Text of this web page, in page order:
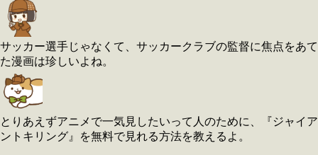
サッカー選手じゃなくて、サッカークラブの監督に焦点をあて
た漫画は珍しいよね。
とりあえずアニメで一気見したいって人のために、『ジャイア
ントキリング』を無料で見れる方法を教えるよ。